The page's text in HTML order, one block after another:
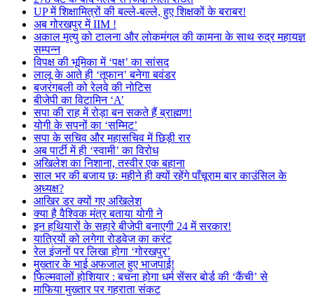
UP में शिक्षामित्रों की बल्ले-बल्ले, हुए शिक्षकों के बराबर!
अब गोरखपुर में IIM !
अकाल मृत्यु को टालना और लोकमंगल की कामना के साथ रुद्र महायज्ञ
सम्पन्न
विपक्ष की भूमिका में ‘पक्ष’ का सांसद
लालू के आते ही ‘तूफान’ बनेगा बवंडर
बजरंगबली को रेलवे की नोटिस
बीजेपी का विटामिन ‘A’
सपा की राह में रोड़ा बन सकते हैं ब्राह्मण!
योगी के सपनों का ‘सम्मिट’
सपा के सचिव और महासचिव में छिड़ी रार
अब पार्टी में ही ‘स्वामी’ का विरोध
अखिलेश का निशाना, तस्वीर एक बहाना
साल भर की बजाय छः महीने ही क्यों रहेंगे पाँचूराम बार काउंसिल के
अध्यक्ष?
आखिर डर क्यों गए अखिलेश
क्या है वैश्विक मंत्र बताया योगी ने
इन हथियारों के सहारे बीजेपी बनाएगी 24 में सरकार!
यात्रियों को लगेगा रोडवेज का करंट
रेल इंजनों पर लिखा होगा ‘गोरखपुर’
मुख्तार के भाई अफजाल हुए भाजपाई!
फिल्मवालों होशियार : बचना होगा धर्म सेंसर बोर्ड की ‘कैंची’ से
माफिया मुख्तार पर गहराता संकट